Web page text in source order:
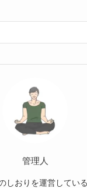
管理人
しおりを運営してい